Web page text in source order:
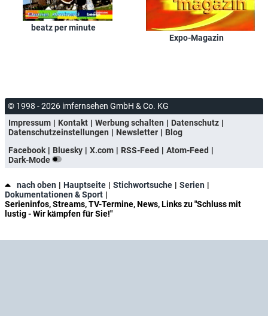
beatz per minute
Expo-Magazin
© 1998 - 2026 imfernsehen GmbH & Co. KG
Impressum
Kontakt Werbung schalten
Datenschutz
Datenschutzeinstellungen
Newsletter
Blog
Facebook
Bluesky X.com RSS-Feed
Atom-Feed
Dark-Mode
nach oben Hauptseite Stichwortsuche
Serien
Dokumentationen & Sport
Serieninfos, Streams, TV-Termine, News, Links zu "Schluss mit
lustig - Wir kämpfen für Sie!"